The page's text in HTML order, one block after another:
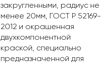
закругленными, радиус не
менее 20мм, ГОСТ Р 52169-
2012 и окрашенная
двухкомпонентной
краской, специально
предназначенной для